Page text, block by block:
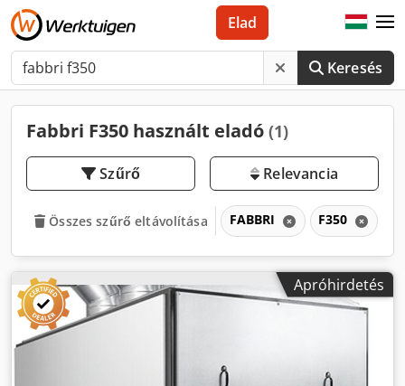
Keresés
Elad
Fabbri F350 használt eladó (1)
Szűrő Relevancia
Összes szűrő eltávolítása FABBRI F350
Apróhirdetés